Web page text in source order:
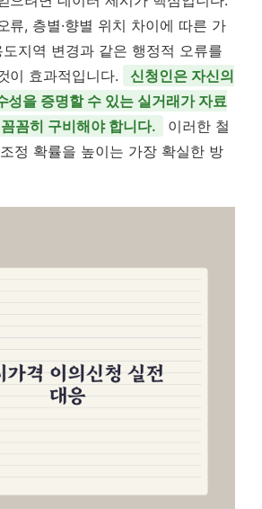
류, 층별·향별 위치 차이에 따른 가
지역 변경과 같은 행정적 오류를
이 효과적입니다.
신청인은 자신의
성을 증명할 수 있는 실거래가 자료
꼼히 구비해야 합니다.
이러한 철
정 확률을 높이는 가장 확실한 방